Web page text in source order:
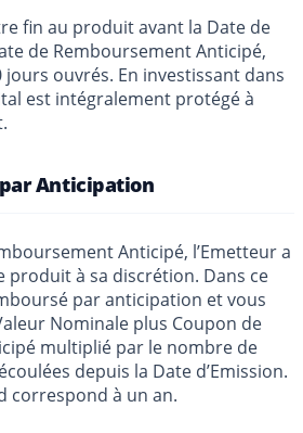
fin au produit avant la Date de
de Remboursement Anticipé,
jours ouvrés. En investissant dans
est intégralement protégé à
Anticipation
Anticipé, l’Emetteur a
à sa discrétion. Dans ce
par anticipation et vous
Nominale plus Coupon de
multiplié par le nombre de
depuis la Date d’Emission.
correspond à un an.